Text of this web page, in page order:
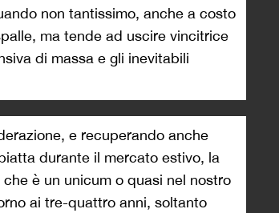
non tantissimo, anche a costo
ma tende ad uscire vincitrice
di massa e gli inevitabili
e recuperando anche
durante il mercato estivo, la
è un unicum o quasi nel nostro
ai tre-quattro anni, soltanto